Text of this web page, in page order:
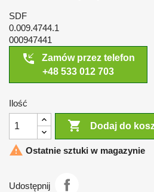
SDF
0.009.4744.1
000947441
phone_callback
Zamów przez telefon
+48 533 012 703
Ilość
 Dodaj do
 Ostatnie sztuki w magazynie
Udostępnij